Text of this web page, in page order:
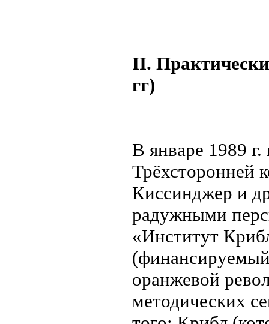
II.
гг)
В январе 1989
Трёхсторонней
Киссинджер и
радужными
«Институт
оранжевой
методических